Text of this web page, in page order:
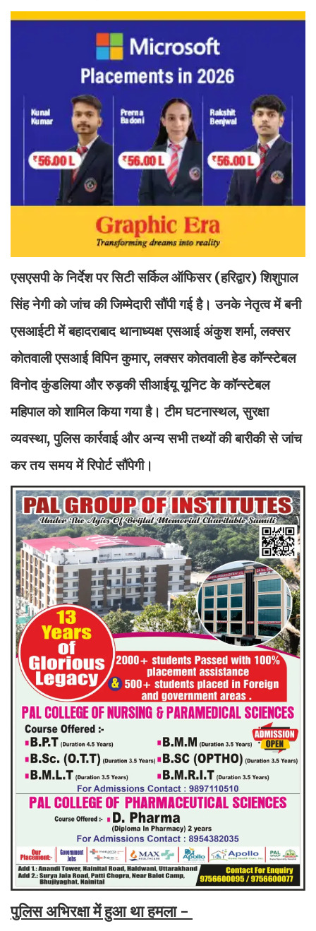
एसएसपी के निर्देश पर सिटी सर्किल ऑफिसर (हरिद्वार) शिशुपाल
सिंह नेगी को जांच की जिम्मेदारी सौंपी गई है। उनके नेतृत्व में बनी
एसआईटी में बहादराबाद थानाध्यक्ष एसआई अंकुश शर्मा, लक्सर
कोतवाली एसआई विपिन कुमार, लक्सर कोतवाली हेड कॉन्स्टेबल
विनोद कुंडलिया और रुड़की सीआईयू यूनिट के कॉन्स्टेबल
महिपाल को शामिल किया गया है। टीम घटनास्थल, सुरक्षा
व्यवस्था, पुलिस कार्रवाई और अन्य सभी तथ्यों की बारीकी से जांच
कर तय समय में रिपोर्ट सौंपेगी।
पुलिस अभिरक्षा में हुआ था हमला -